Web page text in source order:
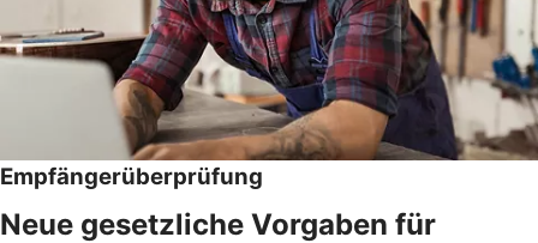
Empfängerüberprüfung
Neue gesetzliche Vorgaben für